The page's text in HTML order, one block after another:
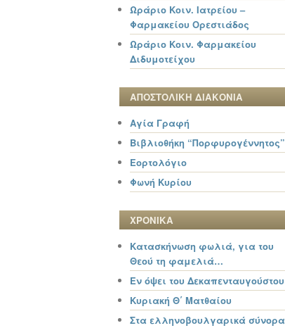
Ωράριο Κοιν. Ιατρείου –
Φαρμακείου Ορεστιάδος
Ωράριο Κοιν. Φαρμακείου
Διδυμοτείχου
ΑΠΟΣΤΟΛΙΚΗ ΔΙΑΚΟΝΙΑ
Αγία Γραφή
Βιβλιοθήκη “Πορφυρογέννητος”
Εορτολόγιο
Φωνή Κυρίου
ΧΡΟΝΙΚΑ
Κατασκήνωση φωλιά, για του
Θεού τη φαμελιά…
Εν όψει του Δεκαπενταυγούστου
Κυριακή Θ΄ Ματθαίου
Στα ελληνοβουλγαρικά σύνορα